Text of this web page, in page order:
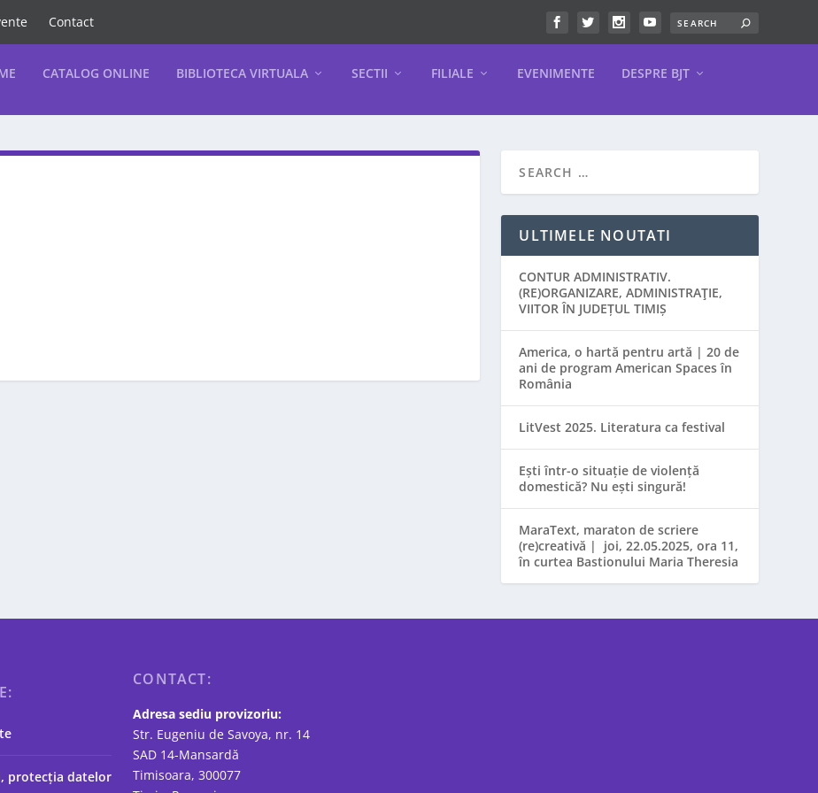
Contact
CATALOG ONLINE BIBLIOTECA VIRTUALA SECTII FILIALE EVENIMENTE DESPRE BJT
ULTIMELE NOUTATI
CONTUR ADMINISTRATIV.
(RE)ORGANIZARE, ADMINISTRAŢIE,
VIITOR ÎN JUDEȚUL TIMIȘ
America, o hartă pentru artă | 20 de
ani de program American Spaces în
România
LitVest 2025. Literatura ca festival
Ești într-o situație de violență
domestică? Nu ești singură!
MaraText, maraton de scriere
(re)creativă | joi, 22.05.2025, ora 11,
în curtea Bastionului Maria Theresia
protecția datelor
CONTACT:
Adresa sediu provizoriu:
Str. Eugeniu de Savoya, nr. 14
SAD 14-Mansardă
Timisoara, 300077